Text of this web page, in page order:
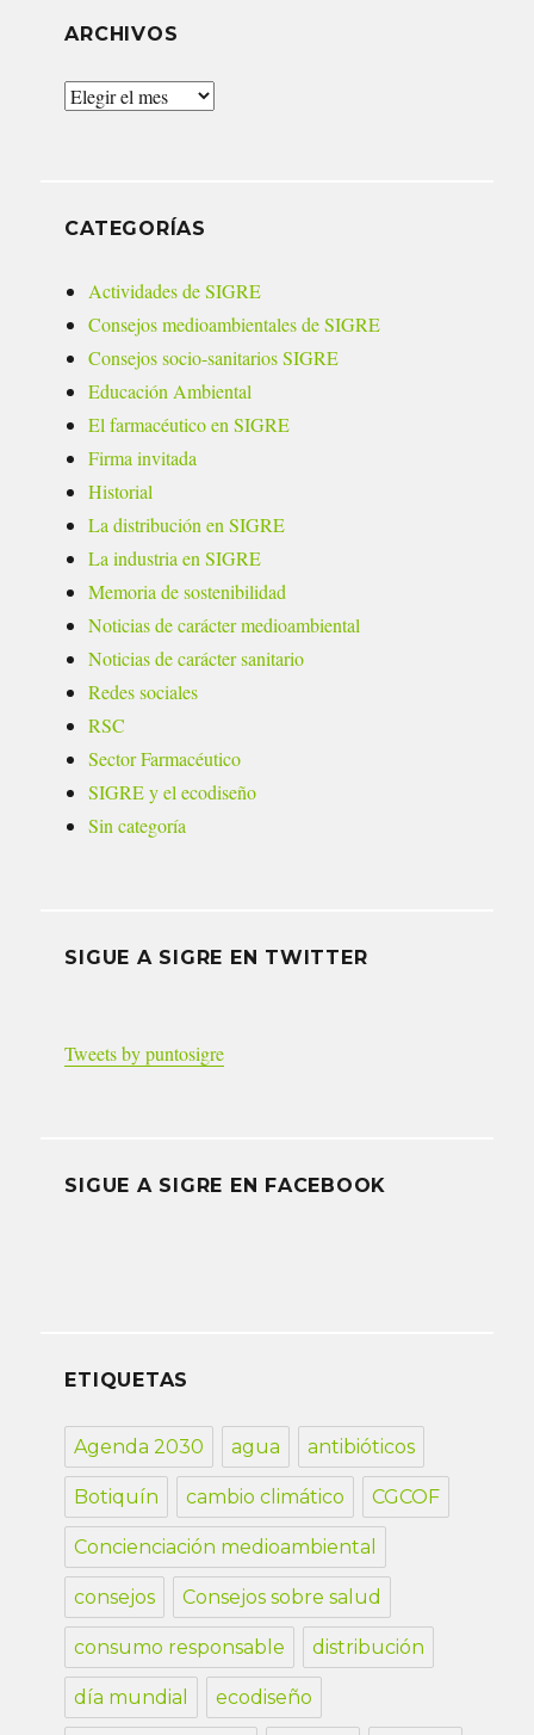
ARCHIVOS
Archivos
CATEGORÍAS
Actividades de SIGRE
Consejos medioambientales de SIGRE
Consejos socio-sanitarios SIGRE
Educación Ambiental
El farmacéutico en SIGRE
Firma invitada
Historial
La distribución en SIGRE
La industria en SIGRE
Memoria de sostenibilidad
Noticias de carácter medioambiental
Noticias de carácter sanitario
Redes sociales
RSC
Sector Farmacéutico
SIGRE y el ecodiseño
Sin categoría
SIGUE A SIGRE EN TWITTER
Tweets by puntosigre
SIGUE A SIGRE EN FACEBOOK
ETIQUETAS
Agenda 2030 agua antibióticos
Botiquín cambio climático CGCOF
Concienciación medioambiental
consejos Consejos sobre salud
consumo responsable distribución
día mundial ecodiseño